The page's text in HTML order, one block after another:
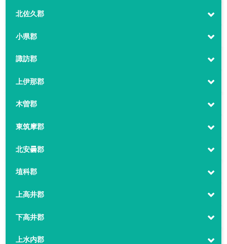
北佐久郡
小県郡
諏訪郡
上伊那郡
木曽郡
東筑摩郡
北安曇郡
埴科郡
上高井郡
下高井郡
上水内郡